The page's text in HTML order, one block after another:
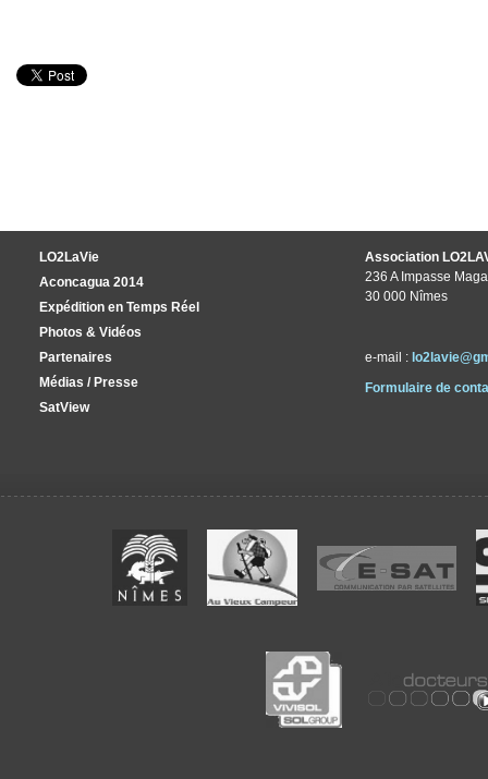
LO2LaVie
Aconcagua 2014
Expédition en Temps Réel
Photos & Vidéos
Partenaires
Médias / Presse
SatView
Association
236 A Impasse
30 000 Nîmes
e-mail :
Formulaire de